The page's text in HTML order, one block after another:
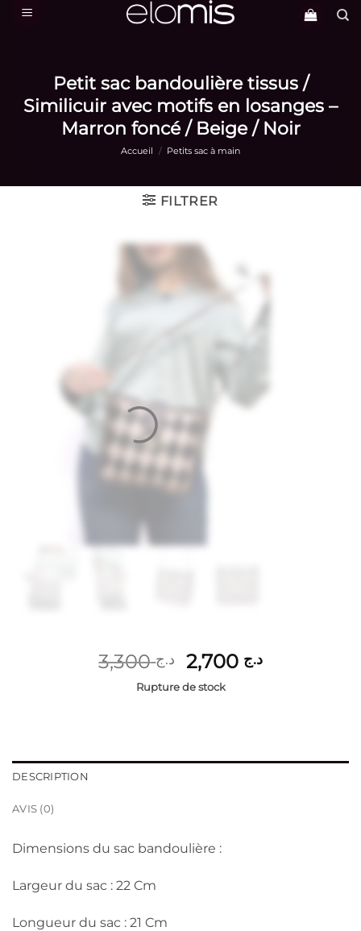
Passer
Petit sac bandoulière tissus /
Similicuir avec motifs en losanges –
Marron foncé / Beige / Noir
Accueil / Petits sac à main
FILTRER
د.ج3,300
Le
prix
د.ج 2,700
Le
Rupture de stock
DESCRIPTION
AVIS (0)
Dimensions du sac bandoulière :
Largeur du sac : 22 Cm
Longueur du sac : 21 Cm